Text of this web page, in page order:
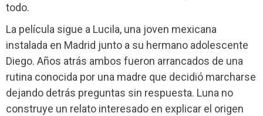
todo.
La película sigue a Lucila, una joven mexicana
instalada en Madrid junto a su hermano adolescente
Diego. Años atrás ambos fueron arrancados de una
rutina conocida por una madre que decidió marcharse
dejando detrás preguntas sin respuesta. Luna no
construye un relato interesado en explicar el origen